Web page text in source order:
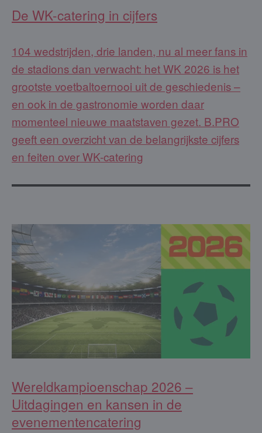
De WK-catering in cijfers
104 wedstrijden, drie landen, nu al meer fans in
de stadions dan verwacht: het WK 2026 is het
grootste voetbaltoernooi uit de geschiedenis –
en ook in de gastronomie worden daar
momenteel nieuwe maatstaven gezet. B.PRO
geeft een overzicht van de belangrijkste cijfers
en feiten over WK-catering
Wereldkampioenschap 2026 –
Uitdagingen en kansen in de
evenementencatering